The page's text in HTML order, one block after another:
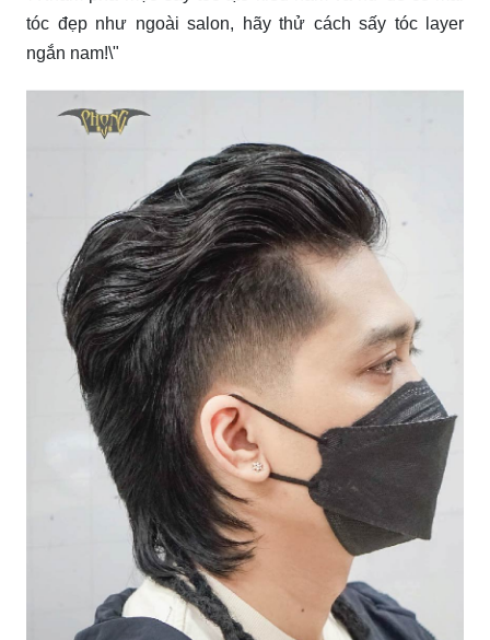
tóc đẹp như ngoài salon, hãy thử cách sấy tóc layer
ngắn nam!\"